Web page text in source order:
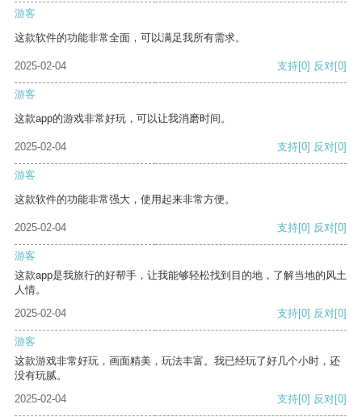
游客
这款软件的功能非常全面，可以满足我所有需求。
2025-02-04 支持[0] 反对[0]
游客
这款app的游戏非常好玩，可以让我消磨时间。
2025-02-04 支持[0] 反对[0]
游客
这款软件的功能非常强大，使用起来非常方便。
2025-02-04 支持[0] 反对[0]
游客
这款app是我旅行的好帮手，让我能够轻松找到目的地，了解当地的风土
人情。
2025-02-04
支持[0] 反对[0]
游客
这款游戏非常好玩，画面精美，玩法丰富。我已经玩了好几个小时，还
没有玩腻。
2025-02-04
支持[0] 反对[0]